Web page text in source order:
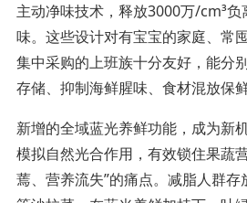
主动净味技术，释放3000万/cm³
味。这些设计对有宝宝的家庭、常
集中采购的上班族十分友好，能分
存储、抑制海鲜腥味、食材混放保鲜
新增的全域蓝光养鲜功能，成为新
模拟自然光合作用，有效锁住果蔬
蔫、营养流失”的痛点。减脂人群